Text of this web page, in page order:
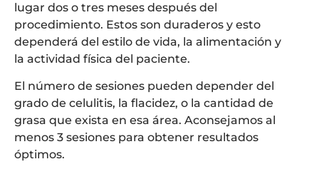
lugar dos o tres meses después del
procedimiento. Estos son duraderos y esto
dependerá del estilo de vida, la alimentación y
la actividad física del paciente.
El número de sesiones pueden depender del
grado de celulitis, la flacidez, o la cantidad de
grasa que exista en esa área. Aconsejamos al
menos 3 sesiones para obtener resultados
óptimos.